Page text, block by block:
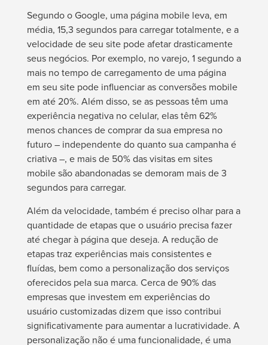
Segundo o Google, uma página mobile leva, em
média, 15,3 segundos para carregar totalmente, e a
velocidade de seu site pode afetar drasticamente
seus negócios. Por exemplo, no varejo, 1 segundo a
mais no tempo de carregamento de uma página
em seu site pode influenciar as conversões mobile
em até 20%. Além disso, se as pessoas têm uma
experiência negativa no celular, elas têm 62%
menos chances de comprar da sua empresa no
futuro – independente do quanto sua campanha é
criativa –, e mais de 50% das visitas em sites
mobile são abandonadas se demoram mais de 3
segundos para carregar.
Além da velocidade, também é preciso olhar para a
quantidade de etapas que o usuário precisa fazer
até chegar à página que deseja. A redução de
etapas traz experiências mais consistentes e
fluídas, bem como a personalização dos serviços
oferecidos pela sua marca. Cerca de 90% das
empresas que investem em experiências do
usuário customizadas dizem que isso contribui
significativamente para aumentar a lucratividade. A
personalização não é uma funcionalidade, é uma